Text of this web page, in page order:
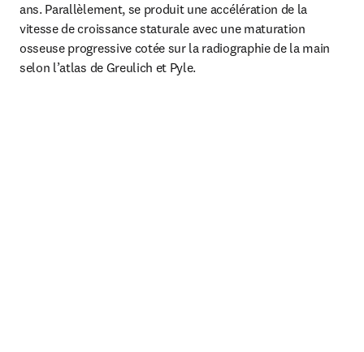
ans. Parallèlement, se produit une accélération de la
vitesse de croissance staturale avec une maturation
osseuse progressive cotée sur la radiographie de la main
selon l’atlas de Greulich et Pyle.